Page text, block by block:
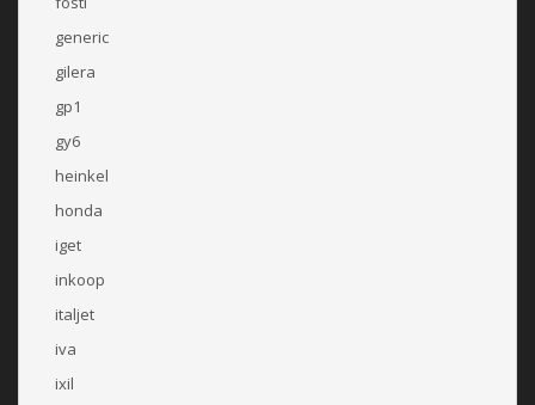
generic
gilera
gp1
gy6
heinkel
honda
iget
inkoop
italjet
iva
ixil